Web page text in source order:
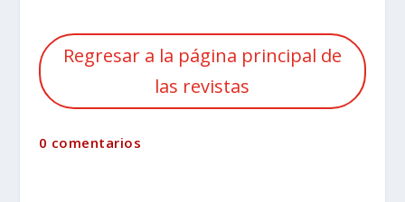
Regresar a la página principal de
las revistas
0 comentarios